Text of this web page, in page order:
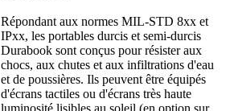
Répondant aux normes MIL-STD 8xx et
IPxx, les portables durcis et semi-durcis
Durabook sont conçus pour résister aux
chocs, aux chutes et aux infiltrations d'eau
et de poussières. Ils peuvent être équipés
d'écrans tactiles ou d'écrans très haute